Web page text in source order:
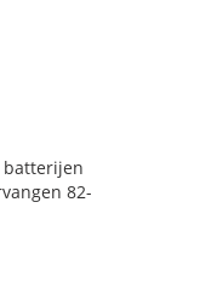
batterijen
82-